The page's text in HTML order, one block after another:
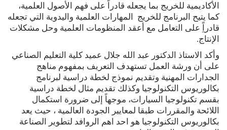
الأكاديمية للخريج بما يجعله قادراً على فهم الأصول العلمية،
كما يتيح البرنامج للخريج المهارات العلمية واليدوية التي تجعله
قادراًِ على التعامل مع أعقد المنظومات العلمية وحل مشكلات
الإنتاج.
وأكد الاستاذ الدكتور عبد الله جلال عميد كلية التعليم الصناعي
على أن ورشة العمل تستهدف التعريف بمفهوم مناهج
الجدارات المهنية وتقديم نموذج لخطة دراسية لبرنامج
بكالوريوس التكنولوجيا وكذلك تقديم مثال لخطة دراسية
بقسم تكنولوجيا السيارات، موجهاً إلى ضرورة استكمال
اللائحة والمقررات طبقا لمعايير الجودة العالمية ، حيث يعد
بكالوريوس التكنولوجيا هو احد اهم الروافد لتطوير الصناعة